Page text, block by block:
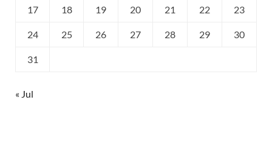
17 18 19 20 21 22 23
24 25 26 27 28 29 30
31
« Jul